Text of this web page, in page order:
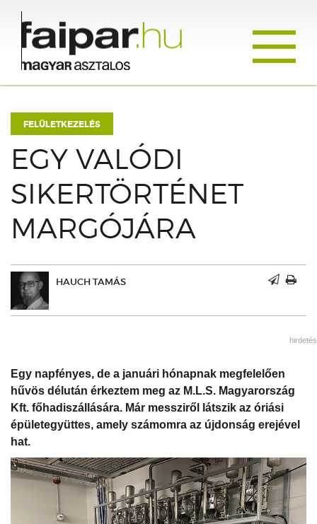
FELÜLETKEZELÉS
EGY VALÓDI
SIKERTÖRTÉNET
MARGÓJÁRA
HAUCH TAMÁS
hirdetés
Egy napfényes, de a januári hónapnak megfelelően
hűvös délután érkeztem meg az M.L.S. Magyarország
Kft. főhadiszállására. Már messziről látszik az óriási
épületegyüttes, amely számomra az újdonság erejével
hat.